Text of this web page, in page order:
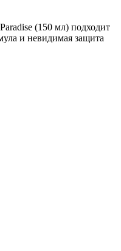
(150 мл) подходит
и невидимая защита